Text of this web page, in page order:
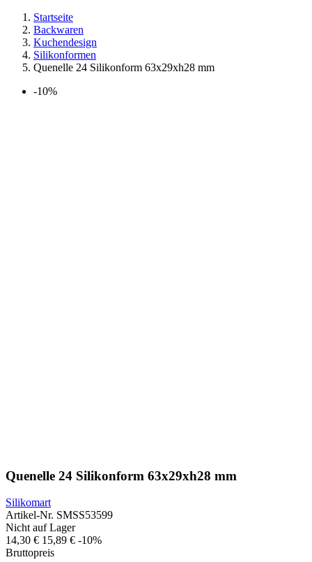
Startseite
Backwaren
Kuchendesign
Silikonformen
Quenelle 24 Silikonform 63x29xh28 mm
-10%
Quenelle 24 Silikonform 63x29xh28 mm
Silikomart
Artikel-Nr. SMSS53599
Nicht auf Lager
14,30 € 15,89 € -10%
Bruttopreis